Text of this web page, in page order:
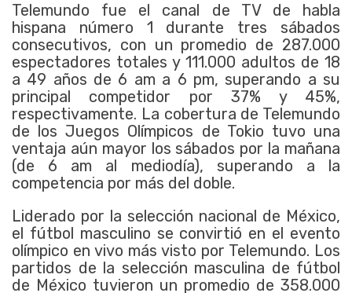
Telemundo fue el canal de TV de habla
hispana número 1 durante tres sábados
consecutivos, con un promedio de 287.000
espectadores totales y 111.000 adultos de 18
a 49 años de 6 am a 6 pm, superando a su
principal competidor por 37% y 45%,
respectivamente. La cobertura de Telemundo
de los Juegos Olímpicos de Tokio tuvo una
ventaja aún mayor los sábados por la mañana
(de 6 am al mediodía), superando a la
competencia por más del doble.
Liderado por la selección nacional de México,
el fútbol masculino se convirtió en el evento
olímpico en vivo más visto por Telemundo. Los
partidos de la selección masculina de fútbol
de México tuvieron un promedio de 358.000